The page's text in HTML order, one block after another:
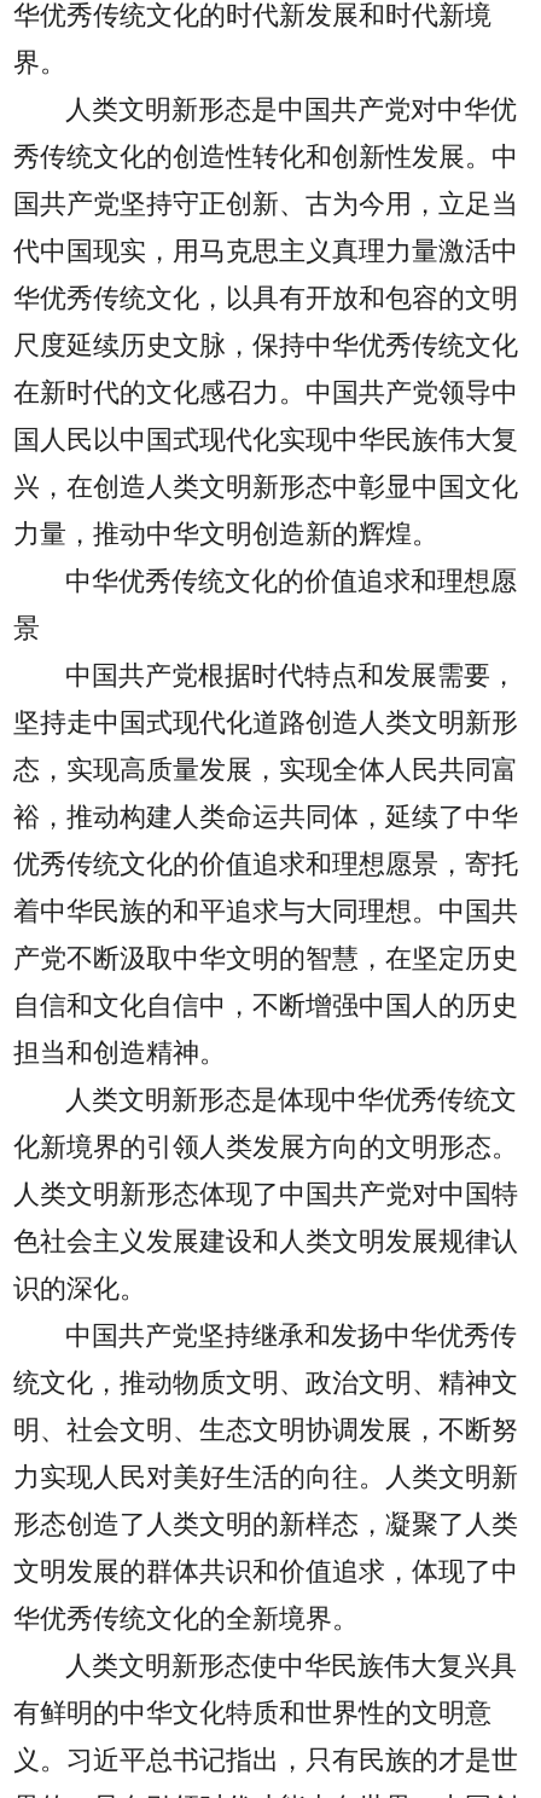
华优秀传统文化的时代新发展和时代新境
界。
人类文明新形态是中国共产党对中华优
秀传统文化的创造性转化和创新性发展。中
国共产党坚持守正创新、古为今用，立足当
代中国现实，用马克思主义真理力量激活中
华优秀传统文化，以具有开放和包容的文明
尺度延续历史文脉，保持中华优秀传统文化
在新时代的文化感召力。中国共产党领导中
国人民以中国式现代化实现中华民族伟大复
兴，在创造人类文明新形态中彰显中国文化
力量，推动中华文明创造新的辉煌。
中华优秀传统文化的价值追求和理想愿
景
中国共产党根据时代特点和发展需要，
坚持走中国式现代化道路创造人类文明新形
态，实现高质量发展，实现全体人民共同富
裕，推动构建人类命运共同体，延续了中华
优秀传统文化的价值追求和理想愿景，寄托
着中华民族的和平追求与大同理想。中国共
产党不断汲取中华文明的智慧，在坚定历史
自信和文化自信中，不断增强中国人的历史
担当和创造精神。
人类文明新形态是体现中华优秀传统文
化新境界的引领人类发展方向的文明形态。
人类文明新形态体现了中国共产党对中国特
色社会主义发展建设和人类文明发展规律认
识的深化。
中国共产党坚持继承和发扬中华优秀传
统文化，推动物质文明、政治文明、精神文
明、社会文明、生态文明协调发展，不断努
力实现人民对美好生活的向往。人类文明新
形态创造了人类文明的新样态，凝聚了人类
文明发展的群体共识和价值追求，体现了中
华优秀传统文化的全新境界。
人类文明新形态使中华民族伟大复兴具
有鲜明的中华文化特质和世界性的文明意
义。习近平总书记指出，只有民族的才是世